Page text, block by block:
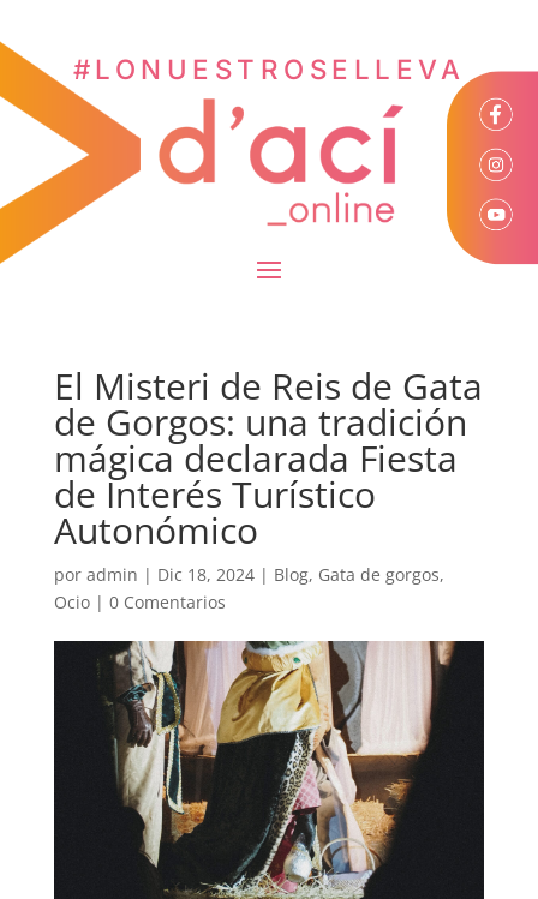
#LONUESTROSELLEVA
El Misteri de Reis de Gata
de Gorgos: una tradición
mágica declarada Fiesta
de Interés Turístico
Autonómico
por admin | Dic 18, 2024| Blog, Gata de gorgos,
Ocio| 0 Comentarios